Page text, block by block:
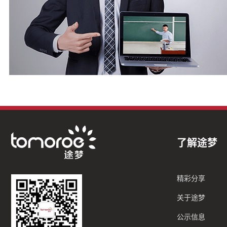
了解途梦
精彩分享
关于途梦
公示信息